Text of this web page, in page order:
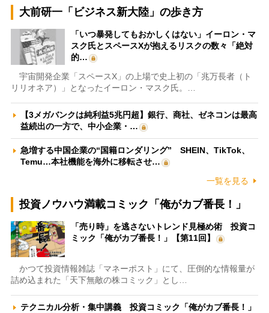
大前研一「ビジネス新大陸」の歩き方
「いつ暴発してもおかしくはない」イーロン・マ
スク氏とスペースXが抱えるリスクの数々「絶対
的…
宇宙開発企業「スペースX」の上場で史上初の「兆万長者（ト
リリオネア）」となったイーロン・マスク氏。…
【3メガバンクは純利益5兆円超】銀行、商社、ゼネコンは最高
益続出の一方で、中小企業・…
急増する中国企業の“国籍ロンダリング” SHEIN、TikTok、
Temu…本社機能を海外に移転させ…
一覧を見る
投資ノウハウ満載コミック「俺がカブ番長！」
「売り時」を逃さないトレンド見極め術 投資コ
ミック「俺がカブ番長！」【第11回】
かつて投資情報雑誌「マネーポスト」にて、圧倒的な情報量が
詰め込まれた「天下無敵の株コミック」とし…
テクニカル分析・集中講義 投資コミック「俺がカブ番長！」